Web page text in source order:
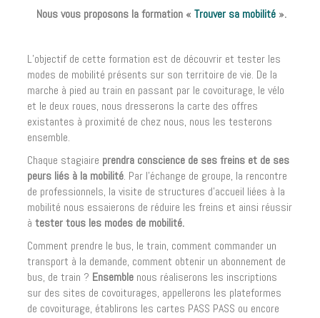
Nous vous proposons la formation « Trouver sa mobilité».
L’objectif de cette formation est de découvrir et tester les
modes de mobilité présents sur son territoire de vie. De la
marche à pied au train en passant par le covoiturage, le vélo
et le deux roues, nous dresserons la carte des offres
existantes à proximité de chez nous, nous les testerons
ensemble.
Chaque stagiaire prendra conscience de ses freins et de ses
peurs liés à la mobilité. Par l’échange de groupe, la rencontre
de professionnels, la visite de structures d’accueil liées à la
mobilité nous essaierons de réduire les freins et ainsi réussir
à tester tous les modes de mobilité.
Comment prendre le bus, le train, comment commander un
transport à la demande, comment obtenir un abonnement de
bus, de train ? Ensemblenous réaliserons les inscriptions
sur des sites de covoiturages, appellerons les plateformes
de covoiturage, établirons les cartes PASS PASS ou encore